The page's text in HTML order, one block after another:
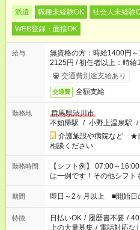
派遣 職種未経験OK 社会人未経験
WEB登録・面接OK
給与
無資格の方：時給1400円
2125円 / 初任者以上：時給
交通費別途支給あり
交通費 全額支給
勤務地
群馬県渋川市
不如帰駅 / 小野上温泉駅 /
介護施設や病院など ★
相談ください
勤務時間
【シフト例】 07:00～16:00
は一例です！その他シフト
期間 即日～2ヶ月以上 ■開始日
特徴 日払いOK / 履歴書不要 /
上の大量募集 / 電話対応な